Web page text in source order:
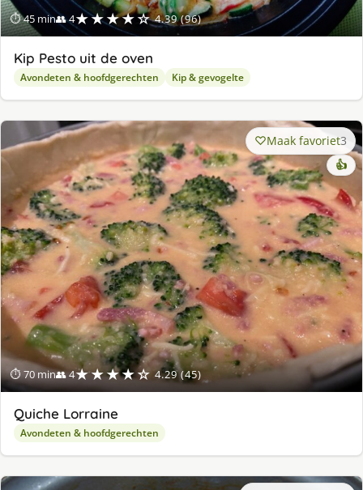
⏱ 45 min👥 4★★★★☆ 4.39 (96)
Kip Pesto uit de oven
Avondeten & hoofdgerechten Kip & gevogelte
⏱ 70 min👥 4★★★★☆ 4.29 (45)
Maak favoriet3
👍
Quiche Lorraine
Avondeten & hoofdgerechten